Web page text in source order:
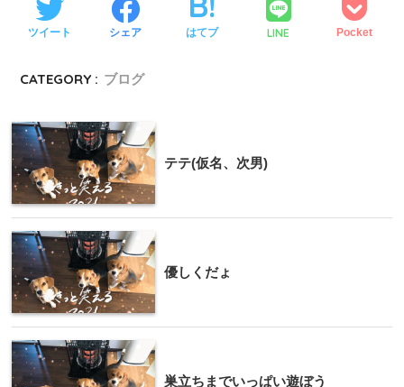
ツイート シェア はてブ LINE Pocket
CATEGORY : ブログ
テテ(仮名、次男)
優しくだょ
巣立ちまでいっぱい遊ぼう